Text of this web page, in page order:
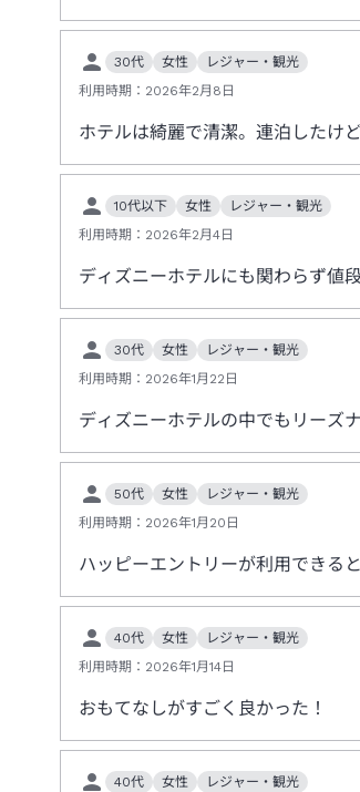
30代 女性
レジャー・観光
利用時期： 2026年2月8日
ホテルは綺麗で清潔。連泊したけ
10代以下 女性
レジャー・観光
利用時期： 2026年2月4日
ディズニーホテルにも関わらず値
30代 女性
レジャー・観光
利用時期： 2026年1月22日
ディズニーホテルの中でもリーズ
50代 女性
レジャー・観光
利用時期： 2026年1月20日
ハッピーエントリーが利用できる
40代 女性
レジャー・観光
利用時期： 2026年1月14日
おもてなしがすごく良かった！
40代 女性 レジャー・観光